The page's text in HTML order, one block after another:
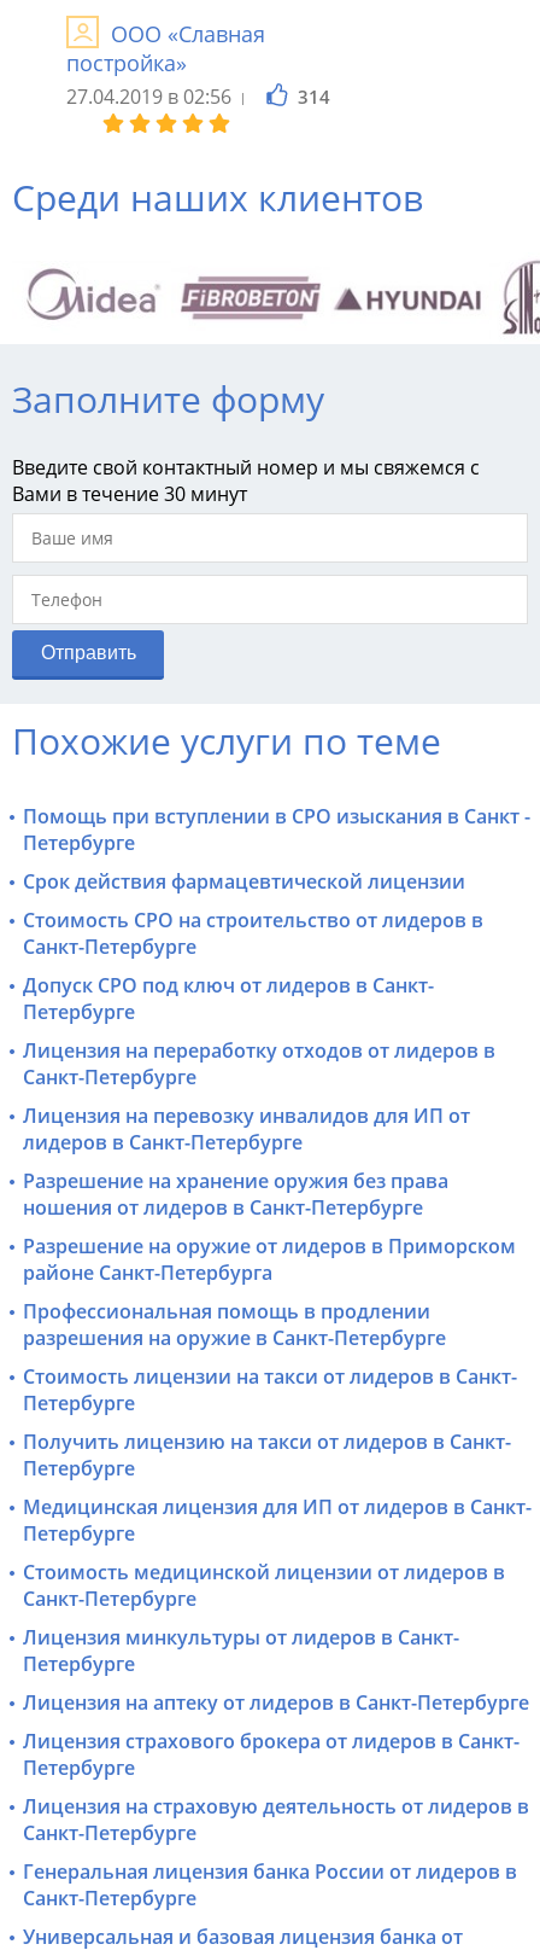
ООО «Славная
постройка»
27.04.2019 в 02:56 314
Среди наших клиентов
Заполните форму
Введите свой контактный номер и мы свяжемся с
Вами в течение 30 минут
Похожие услуги по теме
Помощь при вступлении в СРО изыскания в Санкт -
Петербурге
Срок действия фармацевтической лицензии
Стоимость СРО на строительство от лидеров в
Санкт-Петербурге
Допуск СРО под ключ от лидеров в Санкт-
Петербурге
Лицензия на переработку отходов от лидеров в
Санкт-Петербурге
Лицензия на перевозку инвалидов для ИП от
лидеров в Санкт-Петербурге
Разрешение на хранение оружия без права
ношения от лидеров в Санкт-Петербурге
Разрешение на оружие от лидеров в Приморском
районе Санкт-Петербурга
Профессиональная помощь в продлении
разрешения на оружие в Санкт-Петербурге
Стоимость лицензии на такси от лидеров в Санкт-
Петербурге
Получить лицензию на такси от лидеров в Санкт-
Петербурге
Медицинская лицензия для ИП от лидеров в Санкт-
Петербурге
Стоимость медицинской лицензии от лидеров в
Санкт-Петербурге
Лицензия минкультуры от лидеров в Санкт-
Петербурге
Лицензия на аптеку от лидеров в Санкт-Петербурге
Лицензия страхового брокера от лидеров в Санкт-
Петербурге
Лицензия на страховую деятельность от лидеров в
Санкт-Петербурге
Генеральная лицензия банка России от лидеров в
Санкт-Петербурге
Универсальная и базовая лицензия банка от